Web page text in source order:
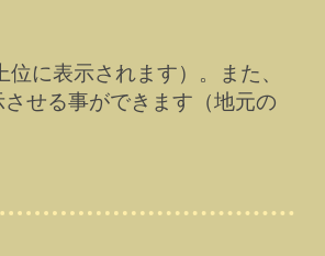
に表示されます）。また、
せる事ができます（地元の